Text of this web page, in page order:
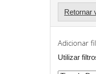
Retornar
Adicionar
Utilizar